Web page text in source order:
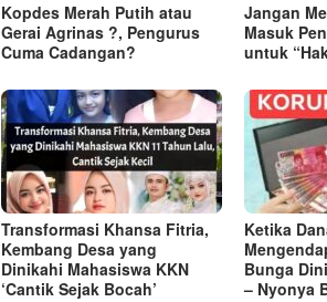
Kopdes Merah Putih atau
Gerai Agrinas ?, Pengurus
Cuma Cadangan?
Jangan
Masuk
untuk
Transformasi Khansa Fitria,
Kembang Desa yang
Dinikahi Mahasiswa KKN
‘Cantik Sejak Bocah’
Ketika
Bunga
– Nyonya